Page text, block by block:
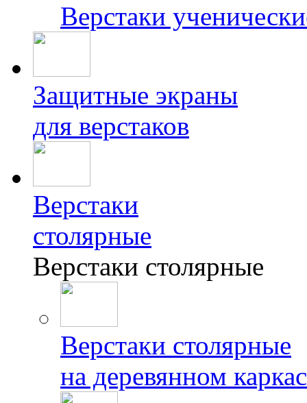
Верстаки
Защитные экраны
для верстаков
Верстаки
столярные
Верстаки столярные
Верстаки столярные
на деревянном